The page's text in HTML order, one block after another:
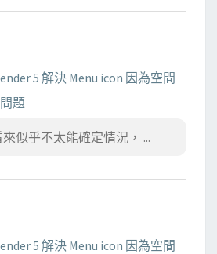
5 解決 Menu icon 因為空間
題
似乎不太能確定情況， ...
5 解決 Menu icon 因為空間